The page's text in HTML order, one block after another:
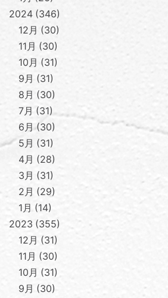
2024 346
12月
30
11月
30
10月
31
9月
31
8月
30
7月
31
6月
30
5月
31
4月
28
3月
31
2月
29
1月
14
2023 355
12月
31
11月
30
10月
31
9月
30